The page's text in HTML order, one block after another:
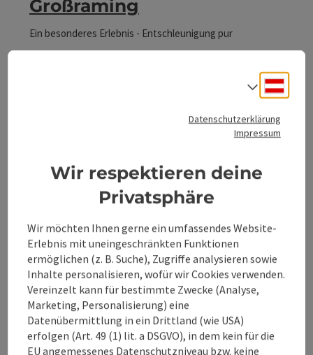
Großraming
Ein besonderes Erlebnis - Entschleunigung pur
Beitrag merken: Motorik-Fun-Park Großraming
Motorik-Fun-Park
Großraming
Der Motorik-Fun-Park ist ein Bewegungsangebot für alle
Generationen. Basierend auf den Erkenntnissen der
allgemeinen Bewegungs- und Trainingslehre werden an
den 18 Stationen mit ca. 50 Einzelgeräten alle Bereiche der
Motorik (Koordination, Kraft, Schnelligkeit, Ausdauer und
Beweglichkeit) trainiert.
Großraming
Telefon
+43 7254 7575
Öffnungszeiten
Montag geöffnet
DIDienstag geöffnet
MI Mittwoch geöffnet
DO Donnerstag geöffnet
FR Freitag geöffnet
SA Samstag geöffnet
SOSonntag geöffnet
FEFeiertag geöffnet
Datenschutzerklärung
Impressum
Wir respektieren deine
Privatsphäre
Wir möchten Ihnen gerne ein umfassendes Website-
Erlebnis mit uneingeschränkten Funktionen
ermöglichen (z. B. Suche), Zugriffe analysieren sowie
Inhalte personalisieren, wofür wir Cookies verwenden.
Vereinzelt kann für bestimmte Zwecke (Analyse,
Marketing, Personalisierung) eine
Datenübermittlung in ein Drittland (wie USA)
erfolgen (Art. 49 (1) lit. a DSGVO), in dem kein für die
EU angemessenes Datenschutzniveau bzw. keine